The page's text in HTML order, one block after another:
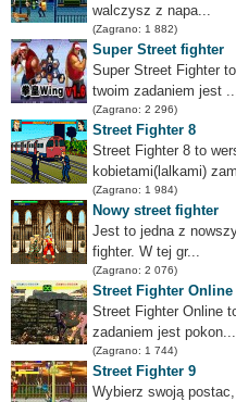
walczysz z napa...
(Zagrano: 1 882)
Super Street fighter
Super Street Fighter
twoim zadaniem jest
(Zagrano: 2 296)
Street Fighter 8
Street Fighter 8 to
kobietami(lalkami)
(Zagrano: 1 984)
Nowy street fighter
Jest to jedna z
fighter. W tej gr...
(Zagrano: 2 076)
Street Fighter Online
Street Fighter Online
zadaniem jest pokon...
(Zagrano: 1 744)
Street Fighter 9
Wybierz swoją